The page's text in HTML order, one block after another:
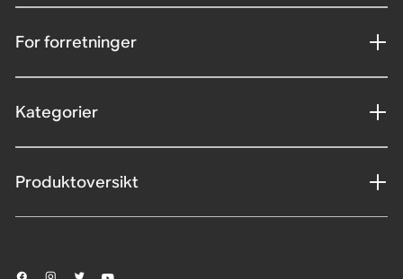
For forretninger
Kategorier
Produktoversikt